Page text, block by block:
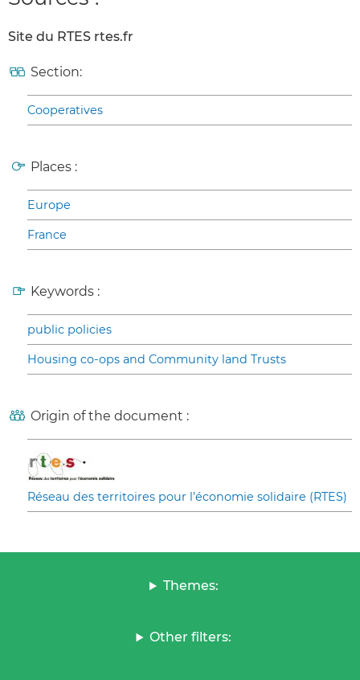
Site du RTES rtes.fr
Section:
Cooperatives
Places :
Europe
France
Keywords :
public policies
Housing co-ops and Community land Trusts
Origin of the document :
Réseau des territoires pour l’économie solidaire (RTES)
Themes:
Other filters: